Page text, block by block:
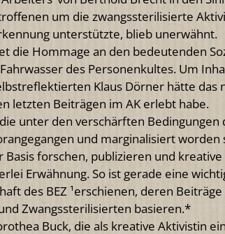
um die zwangssterilisierte
unterstützte, blieb unerwähnt.
die Hommage an den bedeutenden
des Personenkultes. Um
Klaus Dörner hätte das
letzten Beiträgen im AK erlebt habe.
unter den verschärften
und marginalisiert worden
Basis forschen, publizieren und
Erwähnung. So ist gerade eine
des BEZ ¹erschienen, deren
Zwangssterilisierten basieren.*
Buck, die als kreative Aktivistin